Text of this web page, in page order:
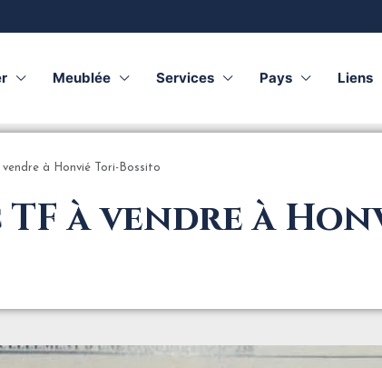
Meublée Services Pays Liens
vendre à Honvié Tori-Bossito
à vendre à